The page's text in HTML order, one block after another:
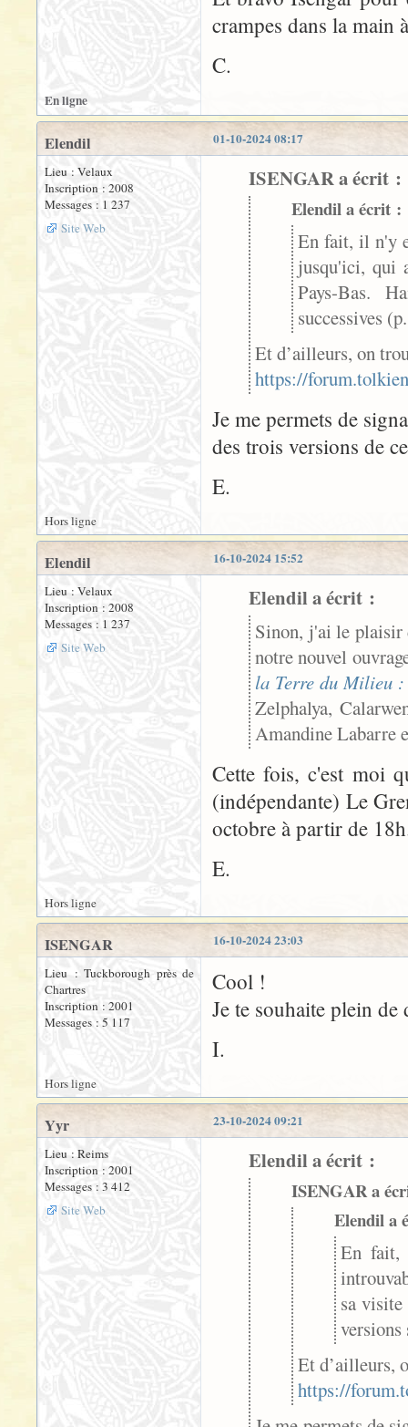
crampes dans la main
C.
En ligne
01-10-2024 08:17
Elendil
Lieu : Velaux
Inscription : 2008
Messages : 1 237
Site Web
ISENGAR a écrit :
Elendil a écrit :
En fait, il n'y
jusqu'ici, qui
Pays-Bas.
successives
Et d’ailleurs, on
https://
Je me permets de
des trois versions de
E.
Hors ligne
16-10-2024 15:52
Elendil
Lieu : Velaux
Inscription : 2008
Messages : 1 237
Site Web
Elendil a écrit :
Sinon, j'ai le plaisir
notre nouvel
la Terre du Milieu :
Zelphalya,
Amandine Labarre
Cette fois, c'est moi
(indépendante) Le
octobre à partir de
E.
Hors ligne
16-10-2024 23:03
ISENGAR
Lieu : Tuckborough près de
Chartres
Inscription : 2001
Messages : 5 117
Cool !
Je te souhaite plein
I.
Hors ligne
23-10-2024 09:21
Yyr
Lieu : Reims
Inscription : 2001
Messages : 3 412
Site Web
Elendil a écrit :
ISENGAR a
Elendil a
En fait,
sa
versions
Et d’ailleurs,
https://